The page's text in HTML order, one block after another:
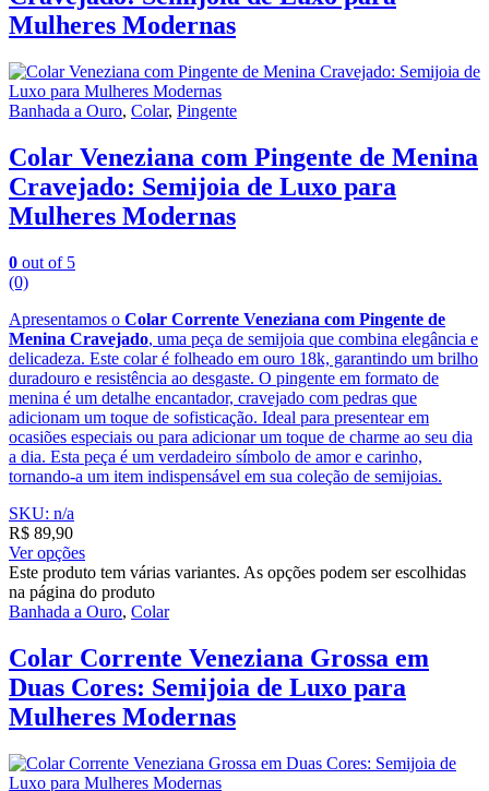
Mulheres Modernas
Banhada a Ouro, Colar, Pingente
Colar Veneziana com Pingente de Menina
Cravejado: Semijoia de Luxo para
Mulheres Modernas
0 out of 5
(0)
Apresentamos o Colar Corrente Veneziana com Pingente de
Menina Cravejado, uma peça de semijoia que combina elegância e
delicadeza. Este colar é folheado em ouro 18k, garantindo um brilho
duradouro e resistência ao desgaste. O pingente em formato de
menina é um detalhe encantador, cravejado com pedras que
adicionam um toque de sofisticação. Ideal para presentear em
ocasiões especiais ou para adicionar um toque de charme ao seu dia
a dia. Esta peça é um verdadeiro símbolo de amor e carinho,
tornando-a um item indispensável em sua coleção de semijoias.
SKU: n/a
R$ 89,90
Ver opções
Este produto tem várias variantes. As opções podem ser escolhidas
na página do produto
Banhada a Ouro, Colar
Colar Corrente Veneziana Grossa em
Duas Cores: Semijoia de Luxo para
Mulheres Modernas